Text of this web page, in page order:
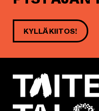
KYLLÄ KIITOS!